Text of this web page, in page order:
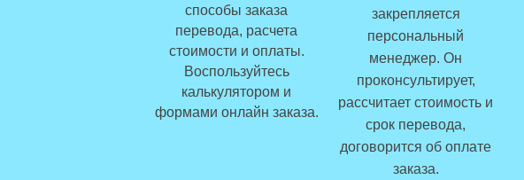
способы заказа
перевода, расчета
стоимости и оплаты.
Воспользуйтесь
калькулятором и
формами онлайн заказа.
закрепляется
персональный
менеджер. Он
проконсультирует,
рассчитает стоимость и
срок перевода,
договорится об оплате
заказа.